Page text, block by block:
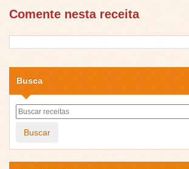
Comente nesta receita
Busca
Buscar